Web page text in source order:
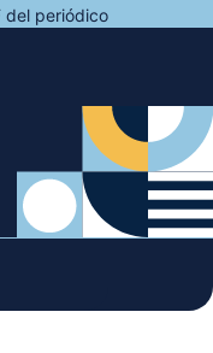
del periódico